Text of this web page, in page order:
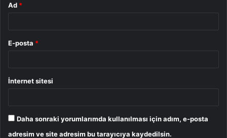
Ad *
E-posta *
İnternet sitesi
Daha sonraki yorumlarımda kullanılması için adım, e-posta
adresim ve site adresim bu tarayıcıya kaydedilsin.